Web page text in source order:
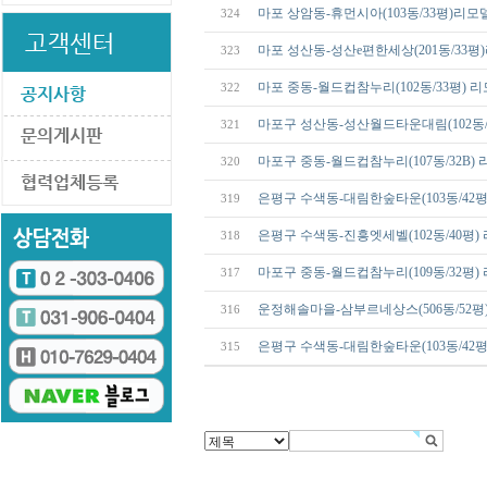
324 마포 상암동-휴먼시아(103동/33평)리모
323 마포 성산동-성산e편한세상(201동/33평
322 마포 중동-월드컵참누리(102동/33평) 리
321 마포구 성산동-성산월드타운대림(102
320 마포구 중동-월드컵참누리(107동/32B)
319 은평구 수색동-대림한숲타운(103동/42
318 은평구 수색동-진흥엣세벨(102동/40평)
317 마포구 중동-월드컵참누리(109동/32평)
316 운정해솔마을-삼부르네상스(506동/52
315 은평구 수색동-대림한숲타운(103동/42